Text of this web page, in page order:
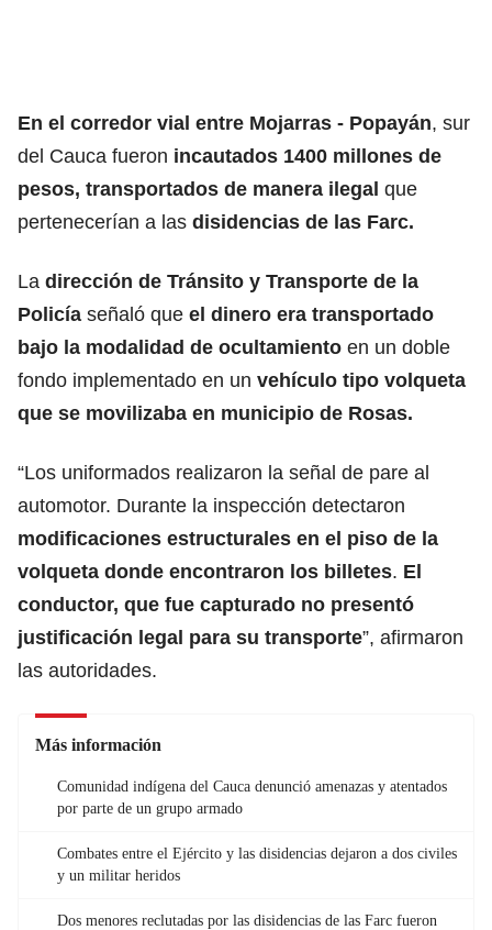
En el corredor vial entre Mojarras - Popayán, sur
del Cauca fueron incautados 1400 millones de
pesos, transportados de manera ilegal que
pertenecerían a las disidencias de las Farc.
La dirección de Tránsito y Transporte de la
Policía señaló que el dinero era transportado
bajo la modalidad de ocultamiento en un doble
fondo implementado en un vehículo tipo volqueta
que se movilizaba en municipio de Rosas.
“Los uniformados realizaron la señal de pare al
automotor. Durante la inspección detectaron
modificaciones estructurales en el piso de la
volqueta donde encontraron los billetes. El
conductor, que fue capturado no presentó
justificación legal para su transporte”, afirmaron
las autoridades.
Más información
Comunidad indígena del Cauca denunció amenazas y atentados
por parte de un grupo armado
Combates entre el Ejército y las disidencias dejaron a dos civiles
y un militar heridos
Dos menores reclutadas por las disidencias de las Farc fueron